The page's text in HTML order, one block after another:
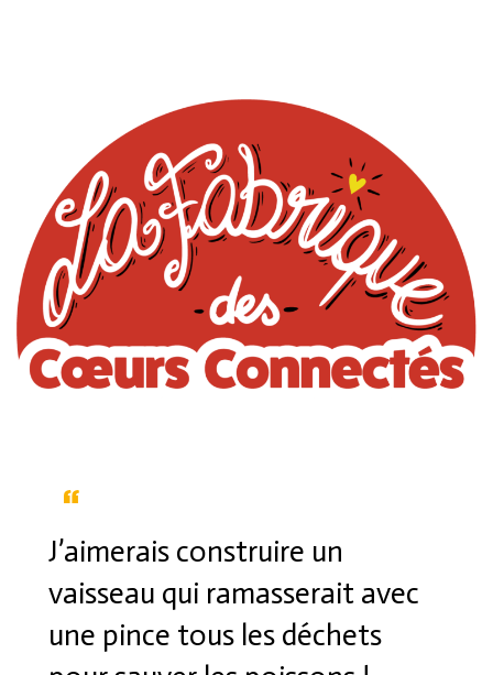
J’aimerais construire un
vaisseau qui ramasserait avec
une pince tous les déchets